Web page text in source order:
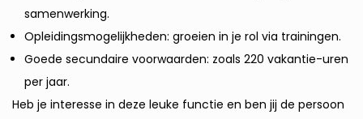
samenwerking.
Opleidingsmogelijkheden: groeien in je rol via trainingen.
Goede secundaire voorwaarden: zoals 220 vakantie-uren
per jaar.
Heb je interesse in deze leuke functie en ben jij de persoon